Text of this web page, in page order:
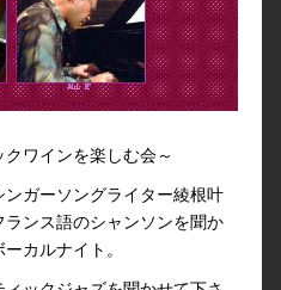
ワインを楽しむ会～
ガーソングライター綾根叶
ンス語のシャンソンを聞か
カルナイト。